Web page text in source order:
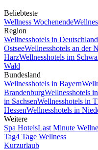
Beliebteste
Wellness Wochenende
Region
Wellnesshotels in Deutschland
OstseeWellnesshotels an der
HarzWellnesshotels im
Wald
Bundesland
Wellnesshotels in Bayern
BrandenburgWellnesshotels
in SachsenWellnesshotels in
HessenWellnesshotels in
Weitere
Spa HotelsLast Minute
Tag4 Tage Wellness
Kurzurlaub